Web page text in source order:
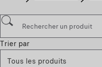
Trier par
Tous les produits